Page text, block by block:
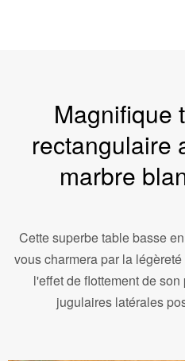
Magnifique
rectangulaire
marbre
Cette superbe table basse
vous charmera par la
l'effet de flottement de
jugulaires latérales